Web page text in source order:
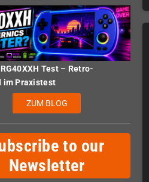
Test – Retro-
im Praxistest
ZUM BLOG
to our
Newsletter